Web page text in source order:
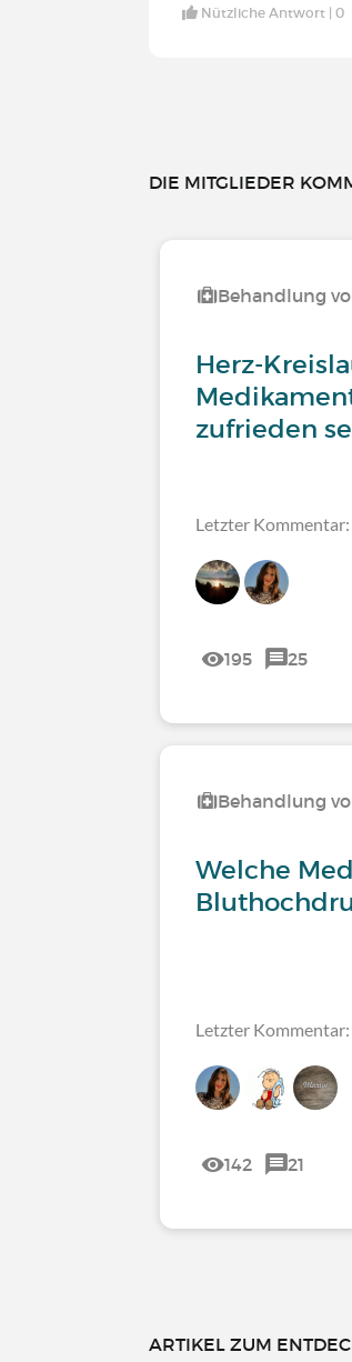
Nützliche Antwort |0
DIE MITGLIEDER
Behandlung
Herz-
zufrieden
Letzter Kommentar:
195 25
Behandlung
Welche
Letzter Kommentar:
142 21
ARTIKEL ZUM